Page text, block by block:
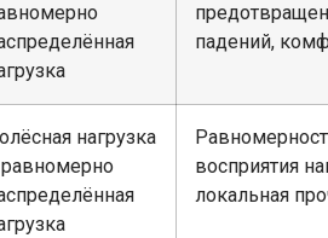
падений,
нагрузка
восприятия
локальная